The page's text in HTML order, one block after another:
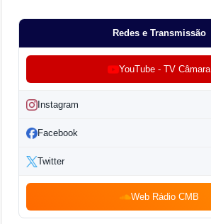
Redes e Transmissão
YouTube - TV Câmara
Instagram
Facebook
Twitter
Web Rádio CMB